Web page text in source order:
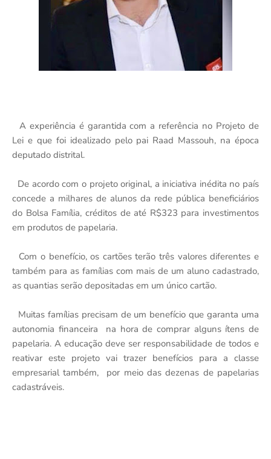
A experiência é garantida com a referência no Projeto de
Lei e que foi idealizado pelo pai Raad Massouh, na época
deputado distrital.
De acordo com o projeto original, a iniciativa inédita no país
concede a milhares de alunos da rede pública beneficiários
do Bolsa Família, créditos de até R$323 para investimentos
em produtos de papelaria.
Com o benefício, os cartões terão três valores diferentes e
também para as famílias com mais de um aluno cadastrado,
as quantias serão depositadas em um único cartão.
Muitas famílias precisam de um benefício que garanta uma
autonomia financeira na hora de comprar alguns ítens de
papelaria. A educação deve ser responsabilidade de todos e
reativar este projeto vai trazer benefícios para a classe
empresarial também, por meio das dezenas de papelarias
cadastráveis.